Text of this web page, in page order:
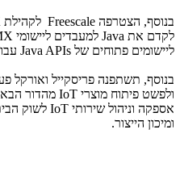
בנוסף, הצטרפה Freescale לקהילת
לקדם את Java למעבדים ליישומי
ליישומים פתוחים של Java APIs
בנוסף, תשתפנה פריסקייל ואורקל
ולפשט פיתוח מוצרי IoT מהדור
אספקה וניהול שירותי IoT לשוק
ומיכון הייצור.